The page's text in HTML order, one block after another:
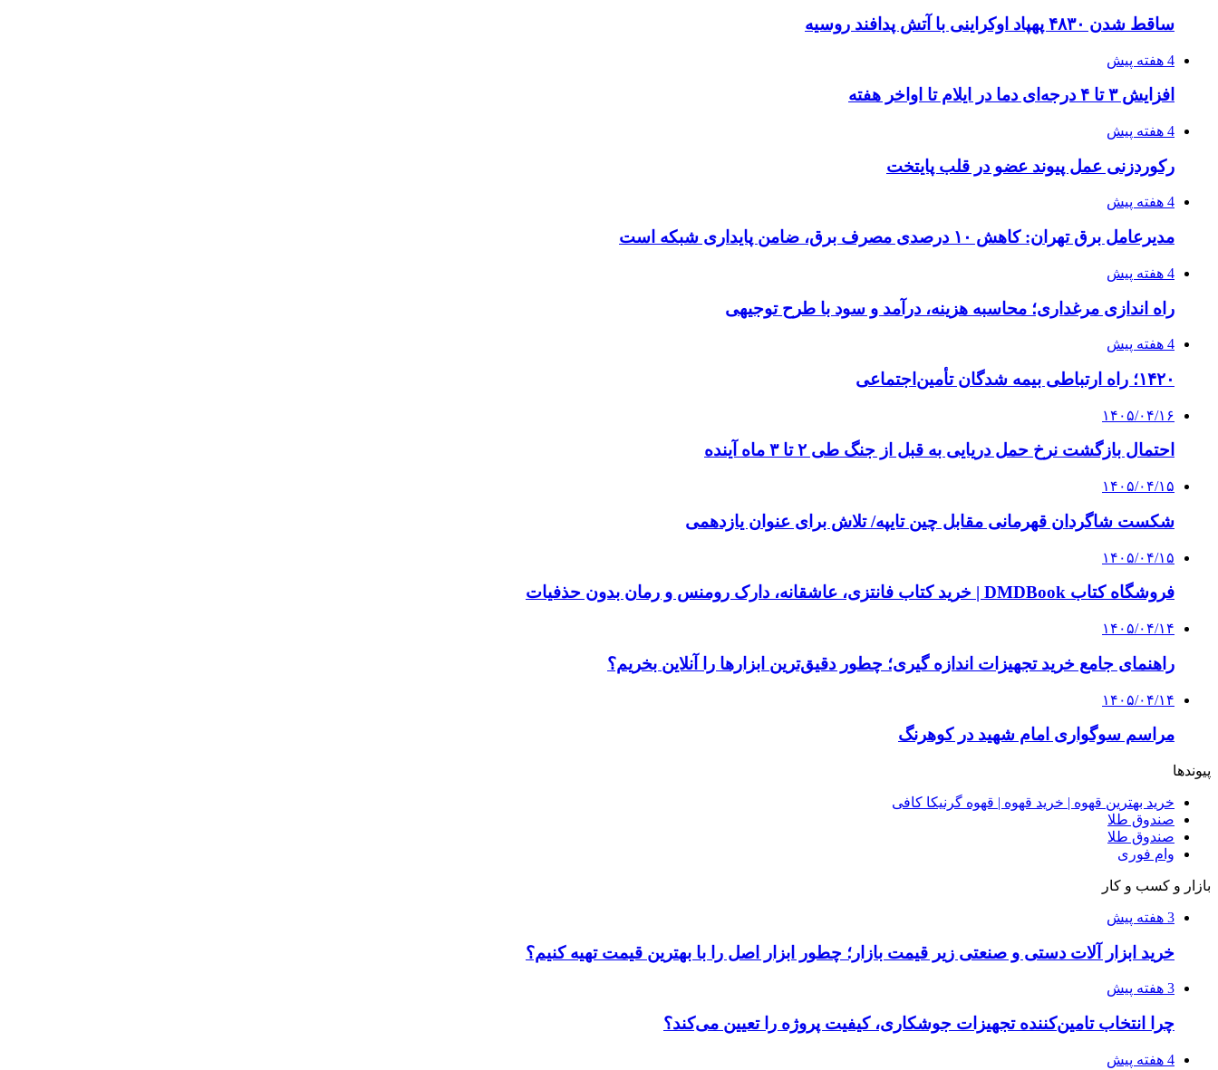
ساقط شدن ۴۸۳۰ پهپاد اوکراینی با آتش پدافند روسیه
4 هفته پیش
افزایش ۳ تا ۴ درجه‌ای دما در ایلام تا اواخر هفته
4 هفته پیش
رکوردزنی عمل پیوند عضو در قلب پایتخت
4 هفته پیش
مدیرعامل برق تهران: کاهش ۱۰ درصدی مصرف برق، ضامن پایداری شبکه است
4 هفته پیش
راه اندازی مرغداری؛ محاسبه هزینه، درآمد و سود با طرح توجیهی
4 هفته پیش
۱۴۲۰؛ راه ارتباطی بیمه شدگان تأمین‌اجتماعی
۱۴۰۵/۰۴/۱۶
احتمال بازگشت نرخ حمل دریایی به قبل از جنگ طی ۲ تا ۳ ماه آینده
۱۴۰۵/۰۴/۱۵
شکست شاگردان قهرمانی مقابل چین تایپه/ تلاش برای عنوان یازدهمی
۱۴۰۵/۰۴/۱۵
فروشگاه کتاب DMDBook | خرید کتاب فانتزی، عاشقانه، دارک رومنس و رمان بدون حذفیات
۱۴۰۵/۰۴/۱۴
راهنمای جامع خرید تجهیزات اندازه گیری؛ چطور دقیق‌ترین ابزارها را آنلاین بخریم؟
۱۴۰۵/۰۴/۱۴
مراسم سوگواری امام شهید در کوهرنگ
پیوندها
خرید بهترین قهوه | خرید قهوه | قهوه گرنیکا کافی
صندوق طلا
صندوق طلا
وام فوری
بازار و کسب و کار
3 هفته پیش
خرید ابزار آلات دستی و صنعتی زیر قیمت بازار؛ چطور ابزار اصل را با بهترین قیمت تهیه کنیم؟
3 هفته پیش
چرا انتخاب تامین‌کننده تجهیزات جوشکاری، کیفیت پروژه را تعیین می‌کند؟
4 هفته پیش